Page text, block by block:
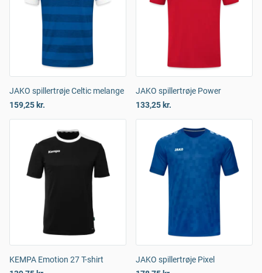
JAKO spillertrøje Celtic melange
159,25 kr.
JAKO spillertrøje Power
133,25 kr.
KEMPA Emotion 27 T-shirt
JAKO spillertrøje Pixel